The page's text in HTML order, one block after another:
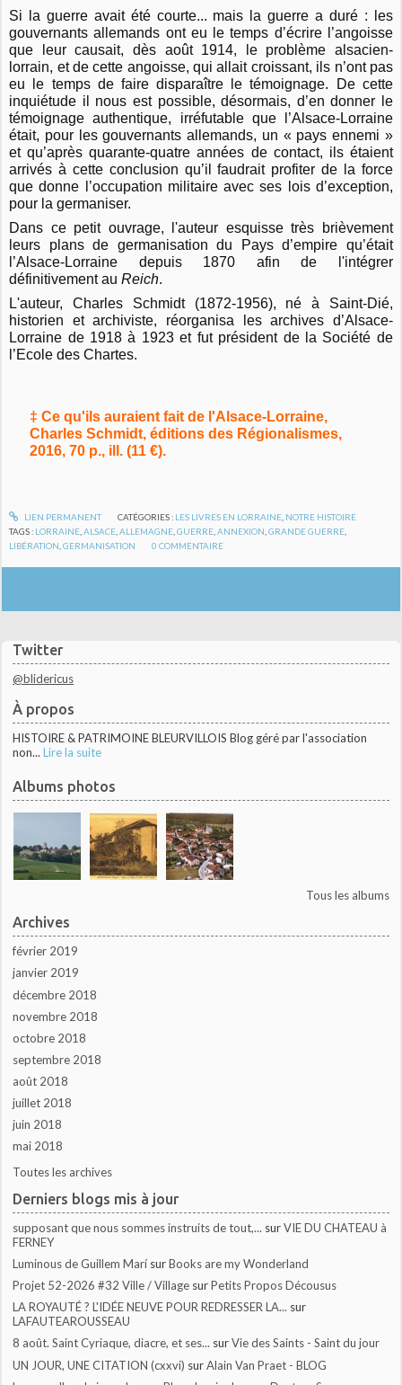
Twitter
@blidericus
À propos
HISTOIRE & PATRIMOINE BLEURVILLOIS Blog géré par l'association
non... Lire la suite
Albums photos
Tous les albums
Archives
février 2019
janvier 2019
décembre 2018
novembre 2018
octobre 2018
septembre 2018
août 2018
juillet 2018
juin 2018
mai 2018
Toutes les archives
Derniers blogs mis à jour
supposant que nous sommes instruits de tout,... surVIE DU CHATEAU à
FERNEY
Luminous de Guillem Marí surBooks are my Wonderland
Projet 52-2026 #32 Ville / Village surPetits Propos Décousus
LA ROYAUTÉ ? L'IDÉE NEUVE POUR REDRESSER LA... sur
LAFAUTEAROUSSEAU
8 août. Saint Cyriaque, diacre, et ses... surVie des Saints - Saint du jour
UN JOUR, UNE CITATION (cxxvi) surAlain Van Praet - BLOG
Si la guerre avait été courte... mais la guerre a duré : les
gouvernants allemands ont eu le temps d’écrire l’angoisse
que leur causait, dès août 1914, le problème alsacien-
lorrain, et de cette an­goisse, qui allait croissant, ils n’ont pas
eu le temps de faire disparaître le témoignage. De cette
inquiétude il nous est possible, désormais, d’en donner le
témoignage authen­tique, irréfutable que l’Alsace-Lorraine
était, pour les gouvernants allemands, un « pays ennemi »
et qu’après quarante-quatre années de contact, ils étaient
arrivés à cette con­clusion qu’il faudrait profiter de la force
que donne l’occupation militaire avec ses lois d’exception,
pour la germaniser.
Dans ce petit ouvrage, l'auteur esquisse très brièvement
leurs plans de germanisation du Pays d’empire qu’était
l’Alsace-Lorraine depuis 1870 afin de l'intégrer
définitivement auReich.
L'auteur, Charles Schmidt (1872-1956), né à Saint-Dié,
historien et archiviste, réorganisa les archives d’Alsace-
Lorraine de 1918 à 1923 et fut président de la Société de
l’Ecole des Chartes.
‡ Ce qu'ils auraient fait de l'Alsace-Lorraine,
Charles Schmidt, éditions des Régionalismes,
2016, 70 p., ill. (11 €).
LIEN PERMANENT CATÉGORIES : LES LIVRES EN LORRAINE, NOTRE HISTOIRE
TAGS : LORRAINE ,ALSACE ,ALLEMAGNE ,GUERRE ,ANNEXION ,GRANDE GUERRE
LIBÉRATION ,GERMANISATION 0 COMMENTAIRE